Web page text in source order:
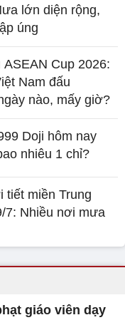
lớn diện rộng,
úng
ASEAN Cup 2026:
Nam đấu
nào, mấy giờ?
Doji hôm nay
nhiêu 1 chỉ?
tiết miền Trung
7: Nhiều nơi mưa
giáo viên dạy